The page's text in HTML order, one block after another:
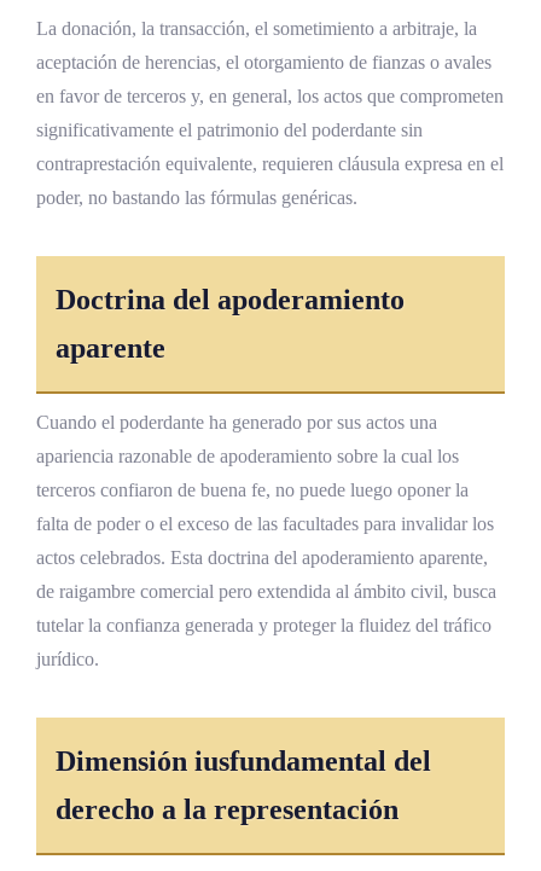
La donación, la transacción, el sometimiento a arbitraje, la
aceptación de herencias, el otorgamiento de fianzas o avales
en favor de terceros y, en general, los actos que comprometen
significativamente el patrimonio del poderdante sin
contraprestación equivalente, requieren cláusula expresa en el
poder, no bastando las fórmulas genéricas.
Doctrina del apoderamiento
aparente
Cuando el poderdante ha generado por sus actos una
apariencia razonable de apoderamiento sobre la cual los
terceros confiaron de buena fe, no puede luego oponer la
falta de poder o el exceso de las facultades para invalidar los
actos celebrados. Esta doctrina del apoderamiento aparente,
de raigambre comercial pero extendida al ámbito civil, busca
tutelar la confianza generada y proteger la fluidez del tráfico
jurídico.
Dimensión iusfundamental del
derecho a la representación